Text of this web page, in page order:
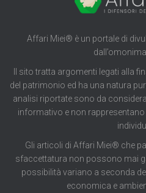
Affari Miei® è un portale di
Il sito tratta argomenti legati alla
del patrimonio ed ha una natura
analisi riportate sono da
informativo e non
Gli articoli di Affari Miei® che
sfaccettatura non possono mai
possibilità variano a seconda
economica e